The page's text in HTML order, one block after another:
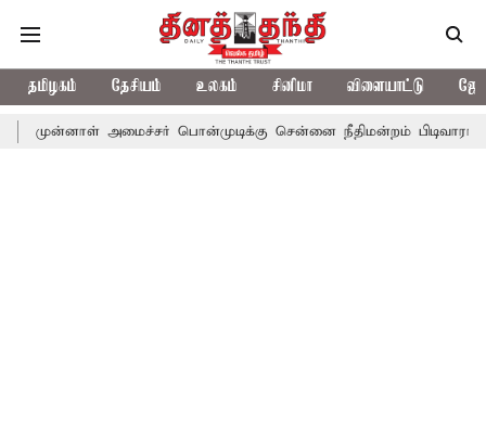
தமிழகம் தேசியம் உலகம் சினிமா விளையாட்டு
அமைச்சர் பொன்முடிக்கு சென்னை நீதிமன்றம் பிடிவாராண்ட்